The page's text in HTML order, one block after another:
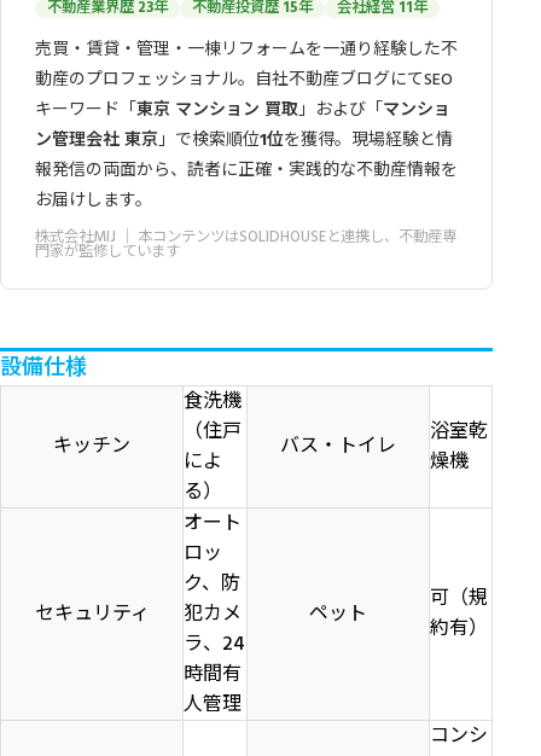
不動産業界歴 23年 不動産投資歴 15年 会社経営 11年
売買・賃貸・管理・一棟リフォームを一通り経験した不
動産のプロフェッショナル。自社不動産ブログにてSEO
キーワード「東京 マンション 買取」および「マンショ
ン管理会社 東京」で検索順位1位を獲得。現場経験と情
報発信の両面から、読者に正確・実践的な不動産情報を
お届けします。
株式会社MIJ ｜ 本コンテンツはSOLIDHOUSEと連携し、不動産専
門家が監修しています
設備仕様
キッチン
食洗機
（住戸
によ
る）
バス・トイレ
浴室乾
燥機
セキュリティ
オート
ロッ
ク、防
犯カメ
ラ、24
時間有
人管理
ペット
可（規
約有）
コンシ